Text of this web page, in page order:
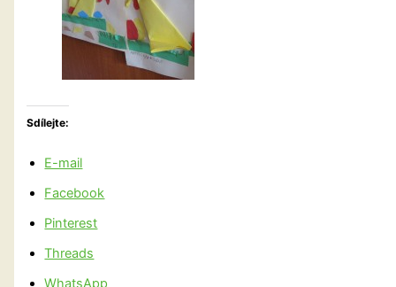
Sdílejte:
E-mail
Facebook
Pinterest
Threads
WhatsApp